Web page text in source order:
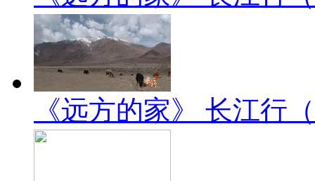
《远方的家》 长江行